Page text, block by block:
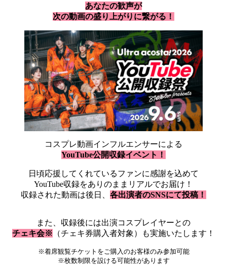
あなたの歓声が
次の動画の盛り上がりに繋がる！
コスプレ動画インフルエンサーによる
YouTube公開収録イベント！
日頃応援してくれているファンに感謝を込めて
YouTube収録をありのままリアルでお届け！
収録された動画は後日、 各出演者のSNSにて投稿！
また、収録後には出演コスプレイヤーとの
チェキ会※ （チェキ券購入者対象）も実施いたします！
※着席観覧チケットをご購入のお客様のみ参加可能
※枚数制限を設ける可能性があります